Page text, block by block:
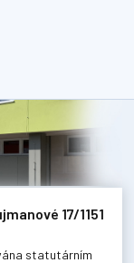
17/1151
statutárním